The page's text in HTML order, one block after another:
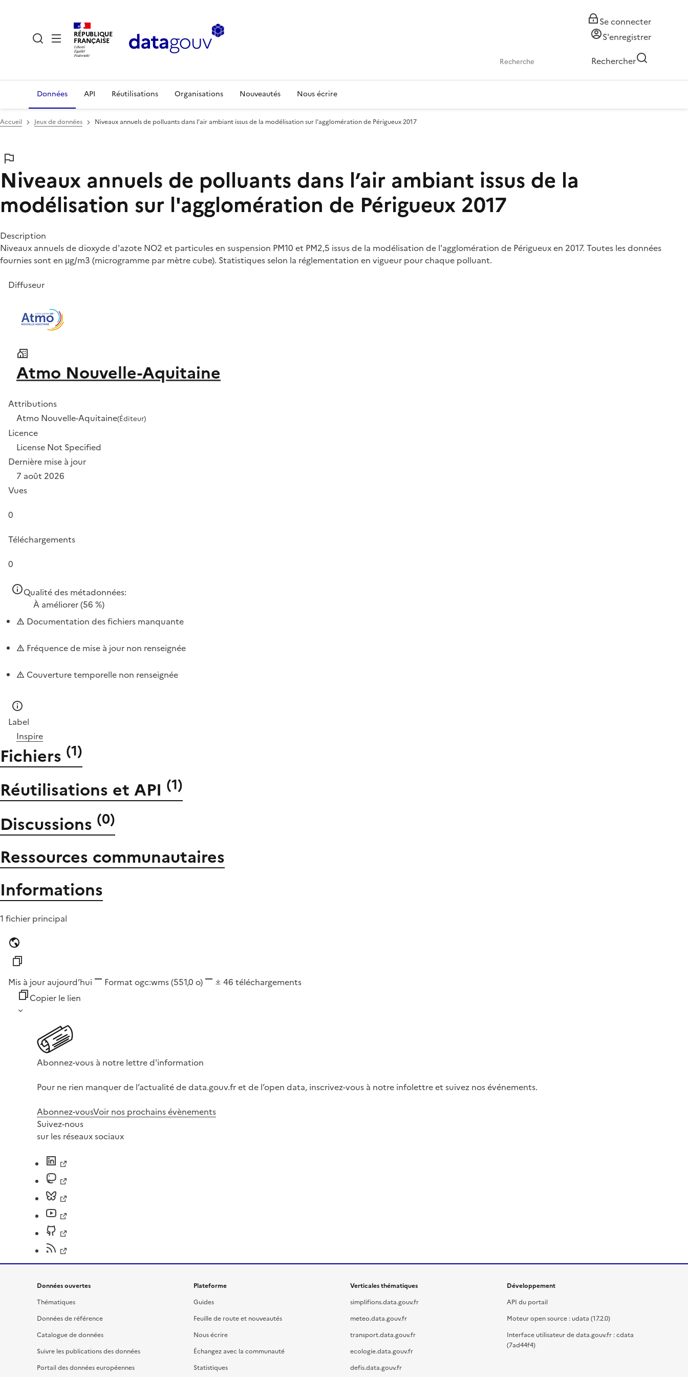
RÉPUBLIQUE
FRANÇAISE
Se connecter
S'enregistrer
Rechercher
Données API Réutilisations Organisations Nouveautés Nous écrire
Accueil Jeux de données Niveaux annuels de polluants dans l’air ambiant issus de la modélisation sur l'agglomération de Périgueux 2017
Niveaux annuels de polluants dans l’air ambiant issus de la
modélisation sur l'agglomération de Périgueux 2017
Description
Niveaux annuels de dioxyde d'azote NO2 et particules en suspension PM10 et PM2,5 issus de la modélisation de l'agglomération de Périgueux en 2017. Toutes les données
fournies sont en μg/m3 (microgramme par mètre cube). Statistiques selon la réglementation en vigueur pour chaque polluant.
Diffuseur
Atmo Nouvelle-Aquitaine
Attributions
Atmo Nouvelle-Aquitaine(Éditeur)
Licence
License Not Specified
Dernière mise à jour
7 août 2026
Vues
0
Téléchargements
0
Qualité des métadonnées:
À améliorer(56 %)
Documentation des fichiers manquante
Fréquence de mise à jour non renseignée
Couverture temporelle non renseignée
Label
Inspire
Fichiers (1)
Réutilisations et API (1)
Discussions (0)
Ressources communautaires
Informations
1 fichier principal
Mis à jour aujourd’hui Format ogc:wms(551,0 o) 46 téléchargements
Copier le lien
Abonnez-vous à notre lettre d'information
Pour ne rien manquer de l’actualité de data.gouv.fr et de l’open data, inscrivez-vous à notre infolettre et suivez nos événements.
Abonnez-vousVoir nos prochains évènements
Suivez-nous
sur les réseaux sociaux
Données ouvertes
Thématiques
Données de référence
Catalogue de données
Suivre les publications des données
Portail des données européennes
Plateforme
Guides
Feuille de route et nouveautés
Nous écrire
Échangez avec la communauté
Statistiques
Verticales thématiques
simplifions.data.gouv.fr
meteo.data.gouv.fr
transport.data.gouv.fr
ecologie.data.gouv.fr
defis.data.gouv.fr
Développement
API du portail
Moteur open source : udata (17.2.0)
Interface utilisateur de data.gouv.fr : cdata
(7ad44f4)